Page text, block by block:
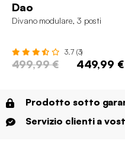
Dao
Divano modulare, 3 posti
3.7 (3)
499,99 € 449,99 €
Prodotto sotto
Servizio clienti a